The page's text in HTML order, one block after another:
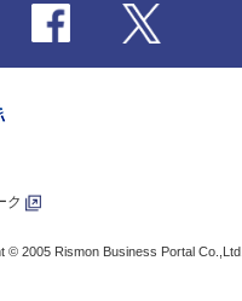
ク
© 2005 Rismon Business Portal Co.,Ltd.